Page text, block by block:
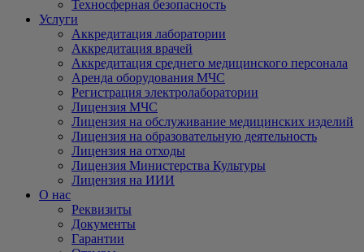
Техносферная безопасность
Услуги
Аккредитация лаборатории
Аккредитация врачей
Аккредитация среднего медицинского персонала
Аренда оборудования МЧС
Регистрация электролаборатории
Лицензия МЧС
Лицензия на обслуживание медицинских изделий
Лицензия на образовательную деятельность
Лицензия на отходы
Лицензия Министерства Культуры
Лицензия на ИИИ
О нас
Реквизиты
Документы
Гарантии